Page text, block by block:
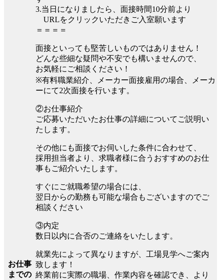
お仕事
までの
3.当日になりましたら、面接時間10分前より
URLをクリックいただきご入室願います
＝＝＝＝
面接といっても堅苦しいものではありません！
どんな些細な疑問や不安でも構いませんので、
お気軽にご相談ください！
※有料職業紹介、メーカー面接雇用の場合、メーカ
ーにて2次面接を行います。
②お仕事紹介
ご応募いただいたお仕事の詳細についてご説明い
たします。
その他にも面接でお伺いした条件に合わせて、
採用担当者より、求職者様に合うおすすめのお仕
事もご紹介いたします。
すぐにご就職希望の場合には、
翌日からの勤務も可能な場合もございますのでご
相談ください
③内定
数日以内に合否のご連絡をいたします。
就業先によって異なりますが、工場見学へご案内
致します！
終業前に実際の職場、作業内容を確認でき、より